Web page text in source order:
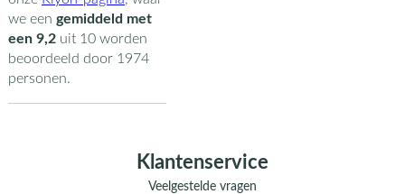
we een gemiddeld met
een 9,2uit 10worden
beoordeeld door 1974
personen.
Klantenservice
Veelgestelde vragen